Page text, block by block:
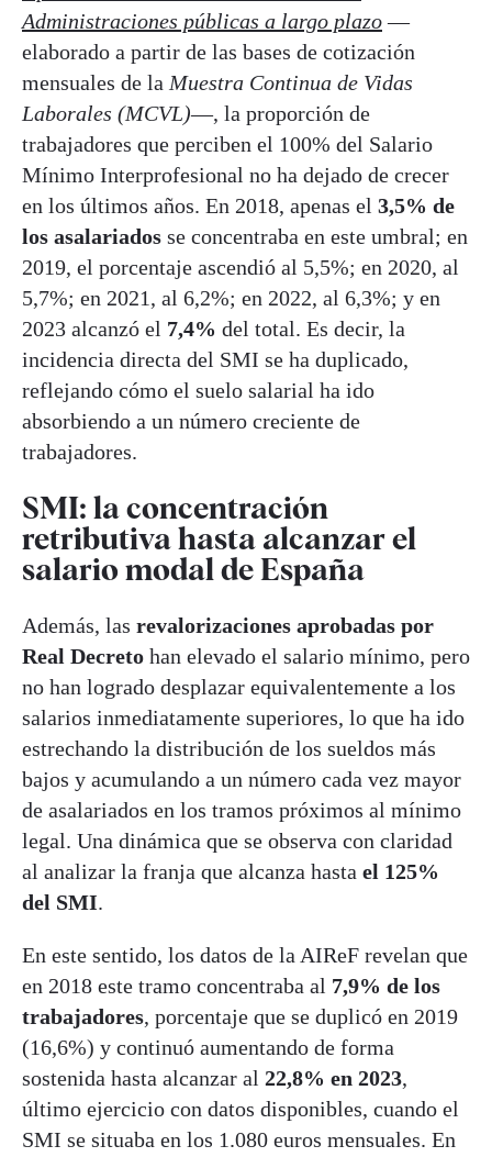
Administraciones públicas a largo plazo—
elaborado a partir de las bases de cotización
mensuales de la Muestra Continua de Vidas
Laborales (MCVL)—, la proporción de
trabajadores que perciben el 100% del Salario
Mínimo Interprofesional no ha dejado de crecer
en los últimos años. En 2018, apenas el 3,5% de
los asalariados se concentraba en este umbral; en
2019, el porcentaje ascendió al 5,5%; en 2020, al
5,7%; en 2021, al 6,2%; en 2022, al 6,3%; y en
2023 alcanzó el 7,4% del total. Es decir, la
incidencia directa del SMI se ha duplicado,
reflejando cómo el suelo salarial ha ido
absorbiendo a un número creciente de
trabajadores.
SMI: la concentración
retributiva hasta alcanzar el
salario modal de España
Además, las revalorizaciones aprobadas por
Real Decreto han elevado el salario mínimo, pero
no han logrado desplazar equivalentemente a los
salarios inmediatamente superiores, lo que ha ido
estrechando la distribución de los sueldos más
bajos y acumulando a un número cada vez mayor
de asalariados en los tramos próximos al mínimo
legal. Una dinámica que se observa con claridad
al analizar la franja que alcanza hasta el 125%
del SMI.
En este sentido, los datos de la AIReF revelan que
en 2018 este tramo concentraba al 7,9% de los
trabajadores, porcentaje que se duplicó en 2019
(16,6%) y continuó aumentando de forma
sostenida hasta alcanzar al 22,8% en 2023,
último ejercicio con datos disponibles, cuando el
SMI se situaba en los 1.080 euros mensuales. En